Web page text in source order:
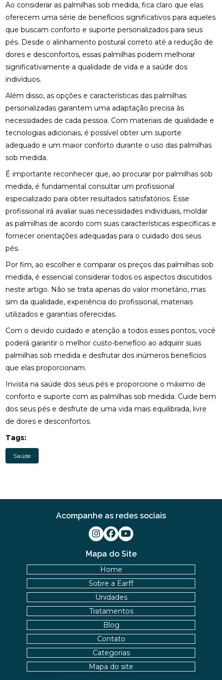
Ao considerar as palmilhas sob medida, fica claro que elas
oferecem uma série de benefícios significativos para aqueles
que buscam conforto e suporte personalizados para seus
pés. Desde o alinhamento postural correto até a redução de
dores e desconfortos, essas palmilhas podem melhorar
significativamente a qualidade de vida e a saúde dos
indivíduos.
Além disso, as opções e características das palmilhas
personalizadas garantem uma adaptação precisa às
necessidades de cada pessoa. Com materiais de qualidade e
tecnologias adicionais, é possível obter um suporte
adequado e um maior conforto durante o uso das palmilhas
sob medida.
É importante reconhecer que, ao procurar por palmilhas sob
medida, é fundamental consultar um profissional
especializado para obter resultados satisfatórios. Esse
profissional irá avaliar suas necessidades individuais, moldar
as palmilhas de acordo com suas características específicas e
fornecer orientações adequadas para o cuidado dos seus
pés.
Por fim, ao escolher e comparar os preços das palmilhas sob
medida, é essencial considerar todos os aspectos discutidos
neste artigo. Não se trata apenas do valor monetário, mas
sim da qualidade, experiência do profissional, materiais
utilizados e garantias oferecidas.
Com o devido cuidado e atenção a todos esses pontos, você
poderá garantir o melhor custo-benefício ao adquirir suas
palmilhas sob medida e desfrutar dos inúmeros benefícios
que elas proporcionam.
Invista na saúde dos seus pés e proporcione o máximo de
conforto e suporte com as palmilhas sob medida. Cuide bem
dos seus pés e desfrute de uma vida mais equilibrada, livre
de dores e desconfortos.
Tags:
Saúde
MELHORAR SEU EQUILÍBRIO
FISIOTERAPIA DE REABILITAÇÃO VESTIBULAR PARA
MELHORAR SEU EQUILÍBRIO
FISIOTERAPIA MOTORA E RESPIRATÓRIA:
BENEFÍCIOS E PRÁTICAS
BENEFÍCIOS E PRÁTICAS ESSENCIAIS
FISIOTERAPIA MOTORA E RESPIRATÓRIA:
BENEFÍCIOS E ABORDAGENS EFICAZES
FISIOTERAPIA NA LABIRINTITE: COMO O
TRATAMENTO PODE AJUDAR NA RECUPERAÇÃO
TRATAMENTO PODE MELHORAR SEU EQUILÍBRIO E
QUALIDADE DE VIDA
FISIOTERAPIA NA LABIRINTITE: COMO O
TRATAMENTO PODE MELHORAR SEU EQUILÍBRIO E
QUALIDADE DE VIDA
SINTOMAS
FISIOTERAPIA NA REABILITAÇÃO VESTIBULAR: A
SOLUÇÃO PARA DORES DE CABEÇA E EQUILÍBRIO
FISIOTERAPIA NA REABILITAÇÃO VESTIBULAR: UMA
ABORDAGEM EFICAZ PARA O TRATAMENTO
FISIOTERAPIA NA REABILITAÇÃO VESTIBULAR
FISIOTERAPIA NA REABILITAÇÃO VESTIBULAR E
SEUS BENEFÍCIOS
FISIOTERAPIA NA REABILITAÇÃO VESTIBULAR
MELHORA O EQUILÍBRIO E A QUALIDADE DE VIDA
CONFORTO
FISIOTERAPIA NO PÉ PARA ALÍVIO E RECUPERAÇÃO
FISIOTERAPIA OCULAR: BENEFÍCIOS E TÉCNICAS
TRATAMENTOS PARA A SAÚDE VISUAL
TRATAMENTOS
DOS SEUS OLHOS E AUMENTAR O CONFORTO
FISIOTERAPIA OCULAR: MELHORE SUA VISÃO HOJE!
BENEFÍCIOS
Mapa do Site
Home
Sobre a Earff
Unidades
Tratamentos
Blog
Contato
Categorias
Mapa do site
Acompanhe as redes sociais